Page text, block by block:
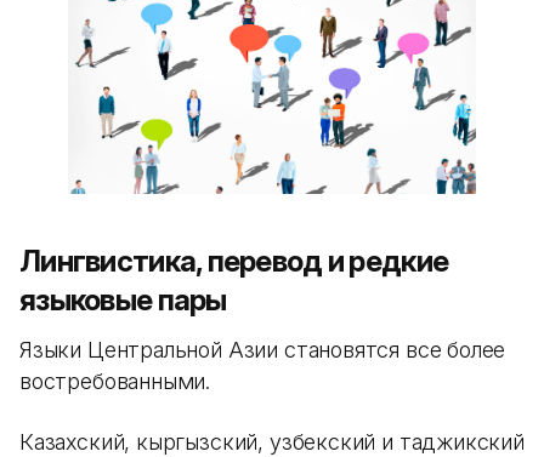
Лингвистика, перевод и редкие
языковые пары
Языки Центральной Азии становятся все более
востребованными.
Казахский, кыргызский, узбекский и таджикский